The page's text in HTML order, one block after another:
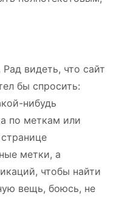
видеть, что сайт
бы спросить:
нибудь
по меткам или
метки, а
чтобы найти
вещь, боюсь, не